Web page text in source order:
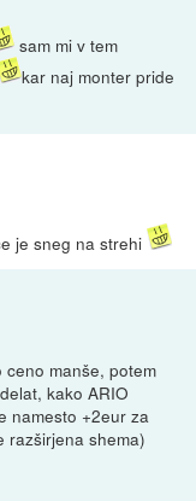
sam mi v tem
kar naj monter pride
je sneg na strehi
ceno manše, potem
kako ARIO
namesto +2eur za
razširjena shema)